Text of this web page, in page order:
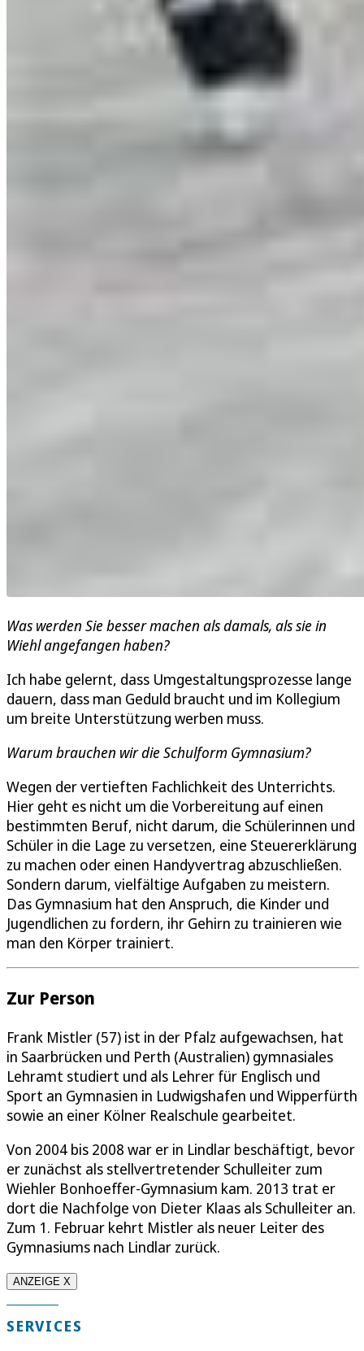
Was werden Sie besser machen als damals, als sie in
Wiehl angefangen haben?
Ich habe gelernt, dass Umgestaltungsprozesse lange
dauern, dass man Geduld braucht und im Kollegium
um breite Unterstützung werben muss.
Warum brauchen wir die Schulform Gymnasium?
Wegen der vertieften Fachlichkeit des Unterrichts.
Hier geht es nicht um die Vorbereitung auf einen
bestimmten Beruf, nicht darum, die Schülerinnen und
Schüler in die Lage zu versetzen, eine Steuererklärung
zu machen oder einen Handyvertrag abzuschließen.
Sondern darum, vielfältige Aufgaben zu meistern.
Das Gymnasium hat den Anspruch, die Kinder und
Jugendlichen zu fordern, ihr Gehirn zu trainieren wie
man den Körper trainiert.
Zur Person
Frank Mistler (57) ist in der Pfalz aufgewachsen, hat
in Saarbrücken und Perth (Australien) gymnasiales
Lehramt studiert und als Lehrer für Englisch und
Sport an Gymnasien in Ludwigshafen und Wipperfürth
sowie an einer Kölner Realschule gearbeitet.
Von 2004 bis 2008 war er in Lindlar beschäftigt, bevor
er zunächst als stellvertretender Schulleiter zum
Wiehler Bonhoeffer-Gymnasium kam. 2013 trat er
dort die Nachfolge von Dieter Klaas als Schulleiter an.
Zum 1. Februar kehrt Mistler als neuer Leiter des
Gymnasiums nach Lindlar zurück.
ANZEIGE X
SERVICES